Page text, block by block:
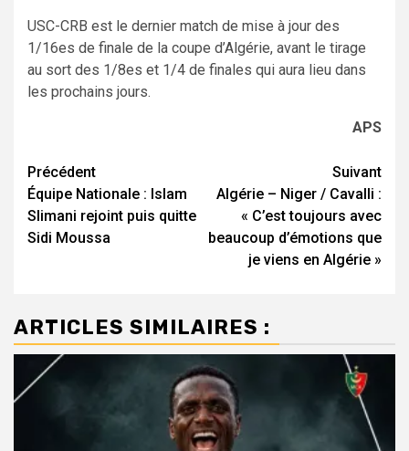
USC-CRB est le dernier match de mise à jour des
1/16es de finale de la coupe d’Algérie, avant le tirage
au sort des 1/8es et 1/4 de finales qui aura lieu dans
les prochains jours.
APS
Navigation
d’article
Précédent
Équipe Nationale : Islam
Slimani rejoint puis quitte
Sidi Moussa
Suivant
Algérie – Niger / Cavalli :
« C’est toujours avec
beaucoup d’émotions que
je viens en Algérie »
ARTICLES SIMILAIRES :